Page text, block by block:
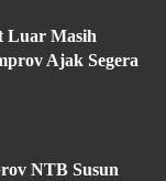
Luar Masih
Ajak Segera
NTB Susun